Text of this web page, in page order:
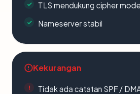
TLS mendukung cipher
Nameserver stabil
Kekurangan
Tidak ada catatan SPF /